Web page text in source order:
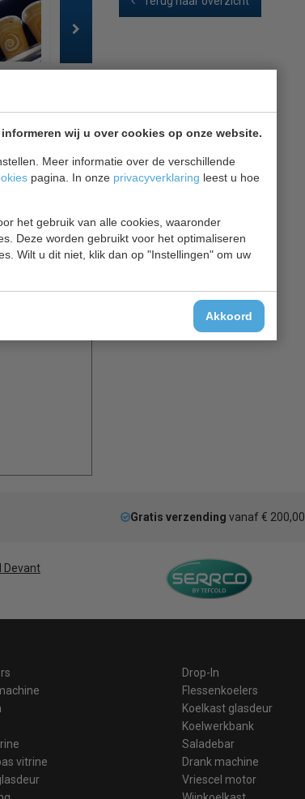
wij u over cookies op onze website.
Meer informatie over de verschillende
pagina. In onze privacyverklaring leest u hoe
het gebruik van alle cookies, waaronder
Deze worden gebruikt voor het optimaliseren
Wilt u dit niet, klik dan op "Instellingen" om uw
Akkoord
met
van
Gratis verzending vanaf € 200,00
Drop-In
Flessenkoelers
Koelkast glasdeur
Koelwerkbank
Saladebar
vitrine
Drank machine
Vriescel motor